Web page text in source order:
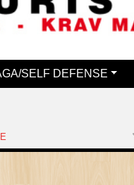
SELF DEFENSE